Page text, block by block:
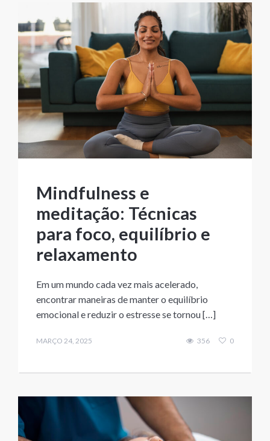
Mindfulness e
meditação: Técnicas
para foco, equilíbrio e
relaxamento
Em um mundo cada vez mais acelerado,
encontrar maneiras de manter o equilíbrio
emocional e reduzir o estresse se tornou […]
MARÇO 24, 2025 356 0